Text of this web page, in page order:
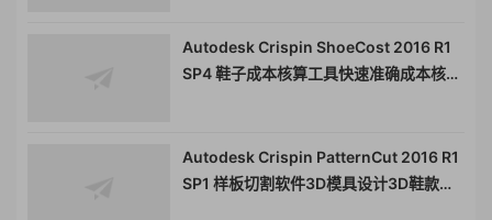
Autodesk Crispin ShoeCost 2016 R1
SP4 鞋子成本核算工具快速准确成本核算
Autodesk Crispin PatternCut 2016 R1
SP1 样板切割软件3D模具设计3D鞋款设